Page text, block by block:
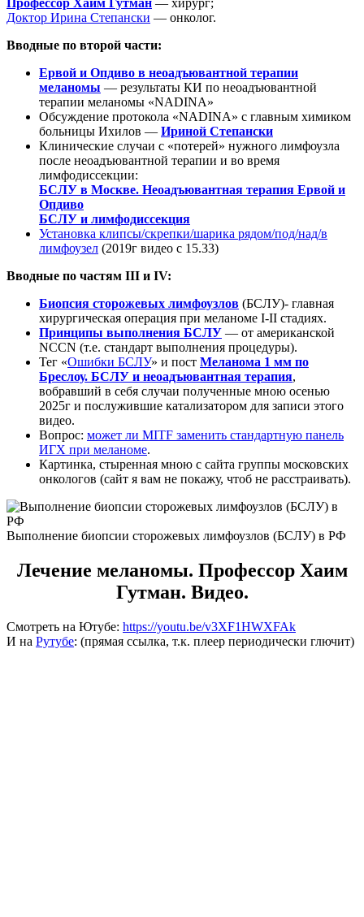
Профессор Хаим Гутман — хирург;
Доктор Ирина Степански — онколог.
Вводные по второй части:
Ервой и Опдиво в неоадъювантной терапии
меланомы — результаты КИ по неоадъювантной
терапии меланомы «NADINA»
Обсуждение протокола «NADINA» с главным химиком
больницы Ихилов — Ириной Степански
Клинические случаи с «потерей» нужного лимфоузла
после неоадъювантной терапии и во время
лимфодиссекции:
БСЛУ в Москве. Неоадъювантная терапия Ервой и
Опдиво
БСЛУ и лимфодиссекция
Установка клипсы/скрепки/шарика рядом/под/над/в
лимфоузел (2019г видео с 15.33)
Вводные по частям III и IV:
Биопсия сторожевых лимфоузлов (БСЛУ)- главная
хирургическая операция при меланоме I-II стадиях.
Принципы выполнения БСЛУ — от американской
NCCN (т.е. стандарт выполнения процедуры).
Тег «Ошибки БСЛУ» и пост Меланома 1 мм по
Бреслоу. БСЛУ и неоадъювантная терапия,
вобравший в себя случаи полученные мною осенью
2025г и послужившие катализатором для записи этого
видео.
Вопрос: может ли MITF заменить стандартную панель
ИГХ при меланоме.
Картинка, стыренная мною с сайта группы московских
онкологов (сайт я вам не покажу, чтоб не расстраивать).
Выполнение биопсии сторожевых лимфоузлов (БСЛУ) в РФ
Лечение меланомы. Профессор Хаим
Гутман. Видео.
Смотреть на Ютубе: https://youtu.be/v3XF1HWXFAk
И на Рутубе: (прямая ссылка, т.к. плеер периодически глючит)